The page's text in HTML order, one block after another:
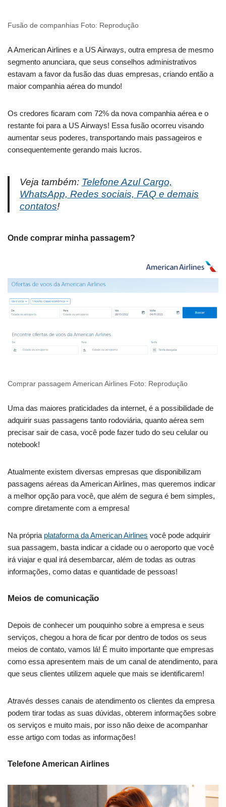
Fusão de companhias Foto: Reprodução
A American Airlines e a US Airways, outra empresa de mesmo
segmento anunciara, que seus conselhos administrativos
estavam a favor da fusão das duas empresas, criando então a
maior companhia aérea do mundo!
Os credores ficaram com 72% da nova companhia aérea e o
restante foi para a US Airways! Essa fusão ocorreu visando
aumentar seus poderes, transportando mais passageiros e
consequentemente gerando mais lucros.
Veja também: Telefone Azul Cargo,
WhatsApp, Redes sociais, FAQ e demais
contatos!
Onde comprar minha passagem?
Comprar passagem American Airlines Foto: Reprodução
Uma das maiores praticidades da internet, é a possibilidade de
adquirir suas passagens tanto rodoviária, quanto aérea sem
precisar sair de casa, você pode fazer tudo do seu celular ou
notebook!
Atualmente existem diversas empresas que disponibilizam
passagens aéreas da American Airlines, mas queremos indicar
a melhor opção para você, que além de segura é bem simples,
compre diretamente com a empresa!
Na própria plataforma da American Airlines você pode adquirir
sua passagem, basta indicar a cidade ou o aeroporto que você
irá viajar e qual irá desembarcar, além de todas as outras
informações, como datas e quantidade de pessoas!
Meios de comunicação
Depois de conhecer um pouquinho sobre a empresa e seus
serviços, chegou a hora de ficar por dentro de todos os seus
meios de contato, vamos lá! É muito importante que empresas
como essa apresentem mais de um canal de atendimento, para
que seus clientes utilizem aquele que mais se identificarem!
Através desses canais de atendimento os clientes da empresa
podem tirar todas as suas dúvidas, obterem informações sobre
os serviços e muito mais, por isso não deixe de acompanhar
esse artigo com todas as informações!
Telefone American Airlines